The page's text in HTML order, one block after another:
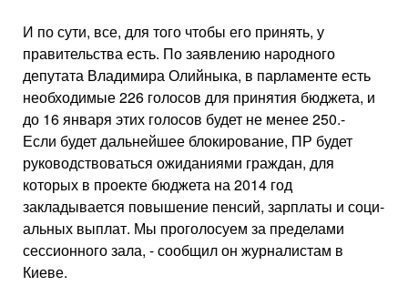
И по сути, все, для того чтобы его принять, у
правительства есть. По за­явлению народного
депутата Влади­мира Олийныка, в парламенте есть
необходимые 226 голосов для при­нятия бюджета, и
до 16 января этих голосов будет не менее 250.-
Если будет дальнейшее бло­кирование, ПР будет
руковод­ствоваться ожиданиями граждан, для
которых в проекте бюджета на 2014 год
закладывается повы­шение пенсий, зарплаты и соци­
альных выплат. Мы проголосуем за пределами
сессионного зала, - сообщил он журналистам в
Киеве.